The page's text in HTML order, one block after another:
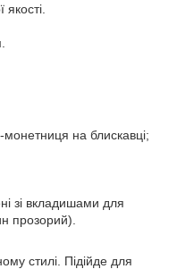
монетниця на блискавці;
зі вкладишами для
прозорий).
стилі. Підійде для